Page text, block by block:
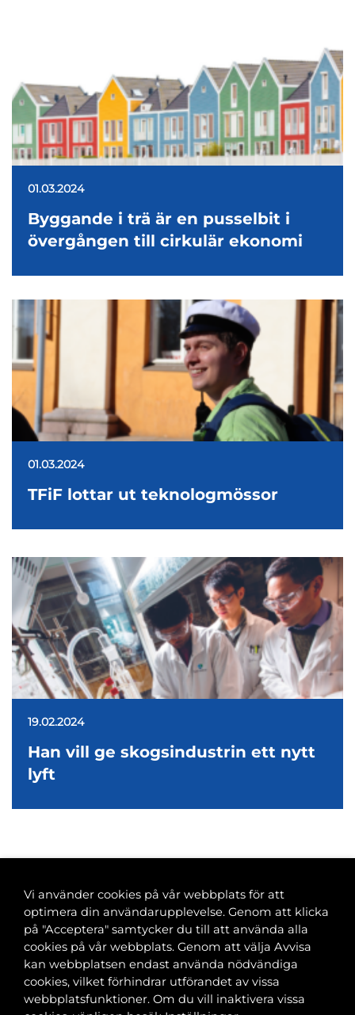
01.03.2024
Byggande i trä är en pusselbit i
övergången till cirkulär ekonomi
01.03.2024
TFiF lottar ut teknologmössor
19.02.2024
Han vill ge skogsindustrin ett nytt
lyft
Banvaktsgatan 2A, 00520 Helsingfors
040 585 2586
kansli@tfif.fi
Vi använder cookies på vår webbplats för att
optimera din användarupplevelse. Genom att klicka
på "Acceptera" samtycker du till att använda alla
cookies på vår webbplats. Genom att välja Avvisa
kan webbplatsen endast använda nödvändiga
cookies, vilket förhindrar utförandet av vissa
webbplatsfunktioner. Om du vill inaktivera vissa